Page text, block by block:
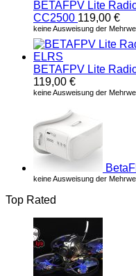
BETAFPV Lite
CC2500 119,00 €
keine Ausweisung der
BETAFPV Lite
119,00 €
keine Ausweisung der
keine Ausweisung der
Top Rated